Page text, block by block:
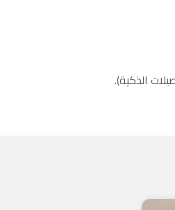
الذكية).